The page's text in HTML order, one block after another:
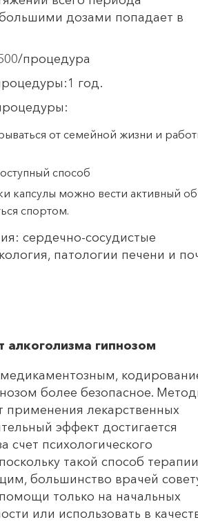
дозами попадает в
процедура
год.
от семейной жизни и
способ
капсулы можно вести активный
спортом.
сердечно-сосудистые
патологии печени и
алкоголизма гипнозом
более безопасное.
применения лекарственных
эффект достигается
счет психологического
такой способ терапии
большинство врачей
только на начальных
или использовать в